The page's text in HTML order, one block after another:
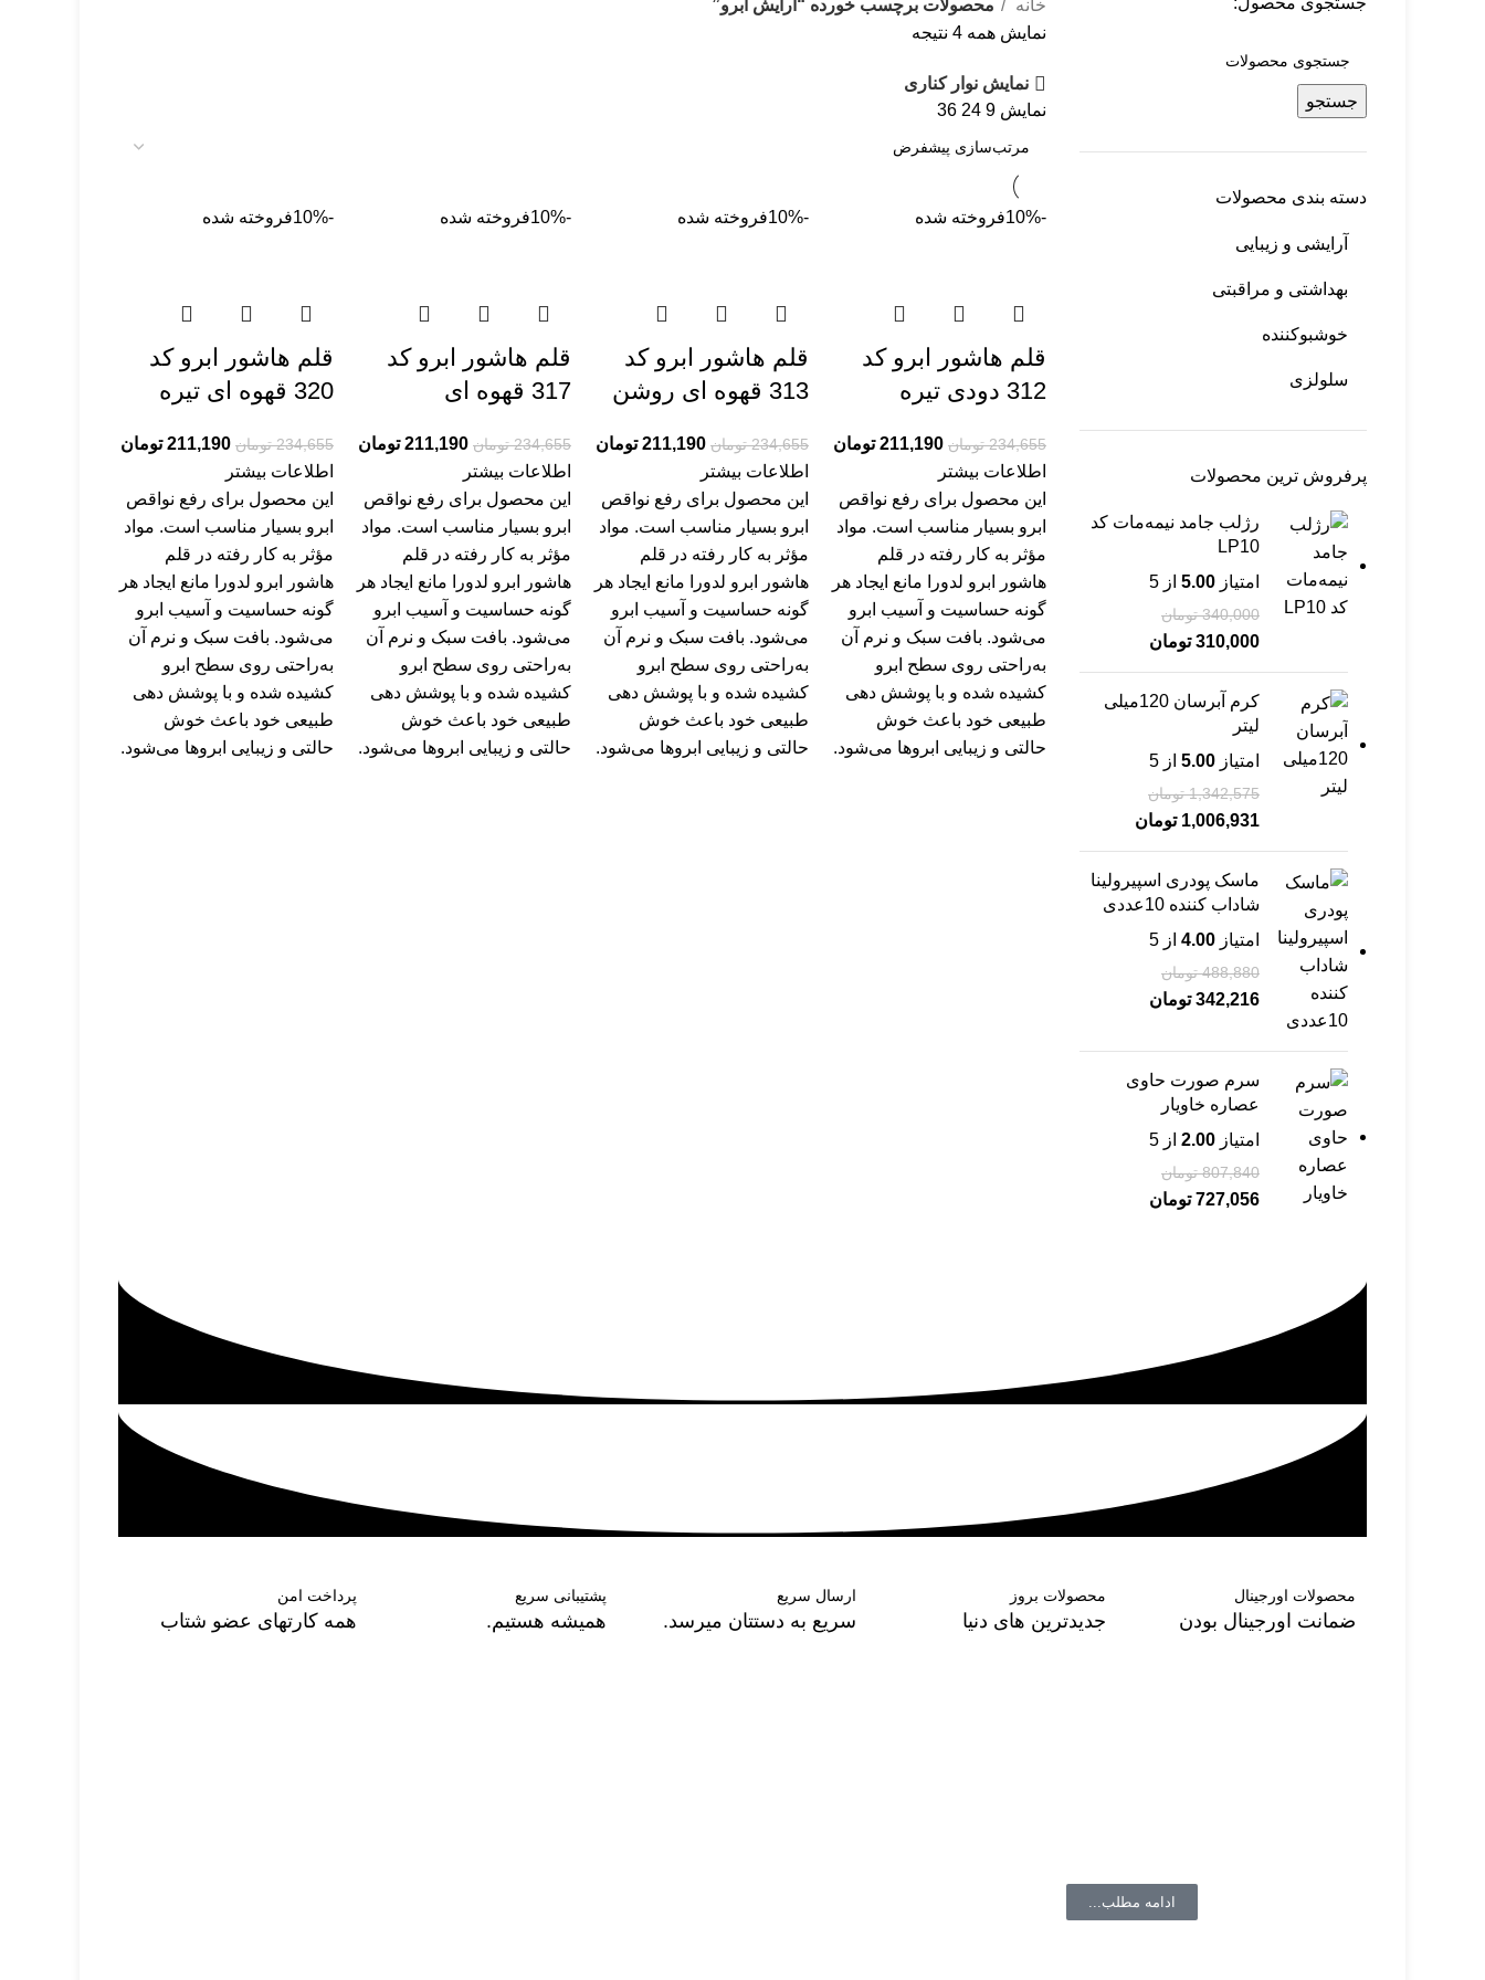
جستجو
دسته بندی محصولات
آرایشی و زیبایی
بهداشتی و مراقبتی
خوشبوکننده
سلولزی
پرفروش ترین محصولات
رژلب جامد نیمه‌مات کد
LP10
امتیاز 5.00 از 5
340,000 تومان
310,000 تومان
کرم آبرسان 120میلی
لیتر
امتیاز 5.00 از 5
1,342,575 تومان
1,006,931 تومان
ماسک پودری اسپیرولینا
شاداب کننده 10عددی
امتیاز 4.00 از 5
488,880 تومان
342,216 تومان
سرم صورت حاوی
عصاره خاویار
امتیاز 2.00 از 5
807,840 تومان
727,056 تومان
خانه
محصولات برچسب خورده “آرایش ابرو”
نمایش همه 4 نتیجه
نمایش نوار کناری
نمایش 9
24
36
-10% فروخته شده
قلم هاشور ابرو کد
312 دودی تیره
234,655 تومان 211,190 تومان
اطلاعات بیشتر
این محصول برای رفع نواقص
ابرو بسیار مناسب است. مواد
مؤثر به‌ کار‌ رفته در قلم
هاشور ابرو لدورا مانع ایجاد هر
گونه حساسیت و آسیب ابرو
می‌شود. بافت سبک و نرم آن
به‌راحتی روی سطح ابرو
کشیده‌ شده و با پوشش‌ دهی
طبیعی خود باعث خوش‌
حالتی و زیبایی ابروها می‌شود.
-10% فروخته شده
قلم هاشور ابرو کد
313 قهوه ای روشن
234,655 تومان 211,190 تومان
اطلاعات بیشتر
این محصول برای رفع نواقص
ابرو بسیار مناسب است. مواد
مؤثر به‌ کار‌ رفته در قلم
هاشور ابرو لدورا مانع ایجاد هر
گونه حساسیت و آسیب ابرو
می‌شود. بافت سبک و نرم آن
به‌راحتی روی سطح ابرو
کشیده‌ شده و با پوشش‌ دهی
طبیعی خود باعث خوش‌
حالتی و زیبایی ابروها می‌شود.
-10% فروخته شده
قلم هاشور ابرو کد
317 قهوه ای
234,655 تومان 211,190 تومان
اطلاعات بیشتر
این محصول برای رفع نواقص
ابرو بسیار مناسب است. مواد
مؤثر به‌ کار‌ رفته در قلم
هاشور ابرو لدورا مانع ایجاد هر
گونه حساسیت و آسیب ابرو
می‌شود. بافت سبک و نرم آن
به‌راحتی روی سطح ابرو
کشیده‌ شده و با پوشش‌ دهی
طبیعی خود باعث خوش‌
حالتی و زیبایی ابروها می‌شود.
-10% فروخته شده
قلم هاشور ابرو کد
320 قهوه ای تیره
234,655 تومان 211,190 تومان
اطلاعات بیشتر
این محصول برای رفع نواقص
ابرو بسیار مناسب است. مواد
مؤثر به‌ کار‌ رفته در قلم
هاشور ابرو لدورا مانع ایجاد هر
گونه حساسیت و آسیب ابرو
می‌شود. بافت سبک و نرم آن
به‌راحتی روی سطح ابرو
کشیده‌ شده و با پوشش‌ دهی
طبیعی خود باعث خوش‌
حالتی و زیبایی ابروها می‌شود.
محصولات اورجینال
ضمانت اورجینال بودن
محصولات بروز
جدیدترین های دنیا
ارسال سریع
سریع به دستتان میرسد.
پشتیبانی سریع
همیشه هستیم.
پرداخت امن
همه کارتهای عضو شتاب
ادامه مطلب...